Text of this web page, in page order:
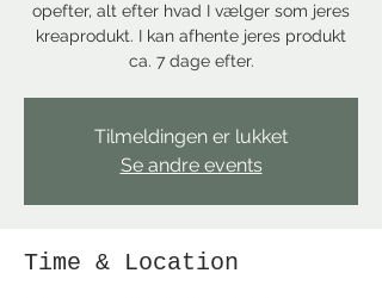
opefter, alt efter hvad I vælger som jeres
kreaprodukt. I kan afhente jeres produkt
ca. 7 dage efter.
Tilmeldingen er lukket
Se andre events
Time & Location